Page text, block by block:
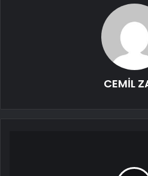
CEMİL